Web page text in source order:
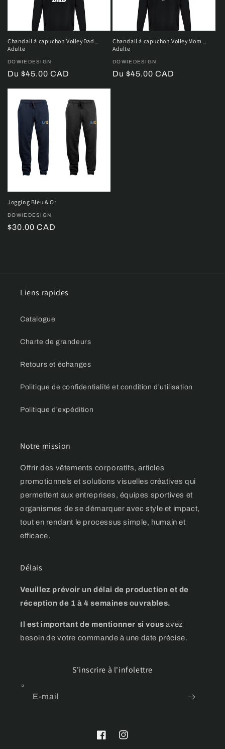
Chandail à capuchon VolleyDad _
Adulte
Distributeur :
DOWIEDESIGN
Prix
Du $45.00 CAD
Chandail à capuchon VolleyMom _
Adulte
Distributeur :
DOWIEDESIGN
Prix
Du $45.00 CAD
Jogging Bleu & Or
Distributeur :
DOWIEDESIGN
Prix
$30.00 CAD
Liens rapides
Catalogue
Charte de grandeurs
Retours et échanges
Politique de confidentialité et condition d'utilisation
Politique d'expédition
Notre mission
Offrir des vêtements corporatifs, articles
promotionnels et solutions visuelles créatives qui
permettent aux entreprises, équipes sportives et
organismes de se démarquer avec style et impact,
tout en rendant le processus simple, humain et
efficace.
Délais
Veuillez prévoir un délai de production et de
réception de 1 à 4 semaines ouvrables.
Il est important de mentionner si vousavez
besoin de votre commande à une date précise.
S'inscrire à l'infolettre
E-mail
FacebookInstagram